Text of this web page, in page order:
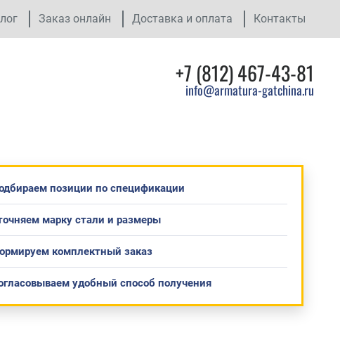
Заказ онлайн Доставка и оплата Контакты
+7 (812) 467-43-81
info@armatura-gatchina.ru
позиции по спецификации
марку стали и размеры
комплектный заказ
удобный способ получения